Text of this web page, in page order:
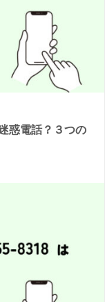
惑電話？３つの